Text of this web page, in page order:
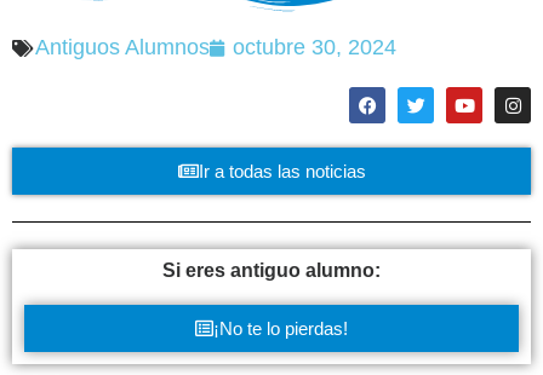
Antiguos Alumnos octubre 30, 2024
Ir a todas las noticias
Si eres antiguo alumno:
¡No te lo pierdas!